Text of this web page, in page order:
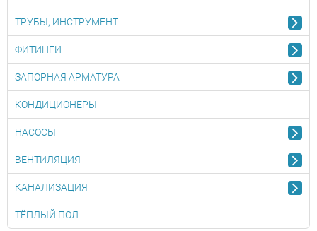
ТРУБЫ, ИНСТРУМЕНТ
ФИТИНГИ
ЗАПОРНАЯ АРМАТУРА
КОНДИЦИОНЕРЫ
НАСОСЫ
ВЕНТИЛЯЦИЯ
КАНАЛИЗАЦИЯ
ТЁПЛЫЙ ПОЛ